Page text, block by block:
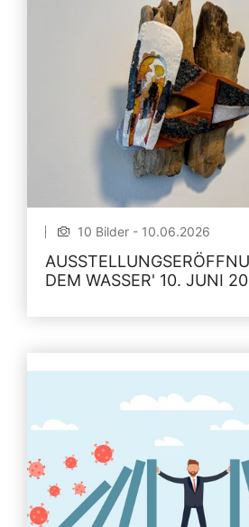
10 Bilder - 10.06.2026
DEM WASSER' 10. JUNI